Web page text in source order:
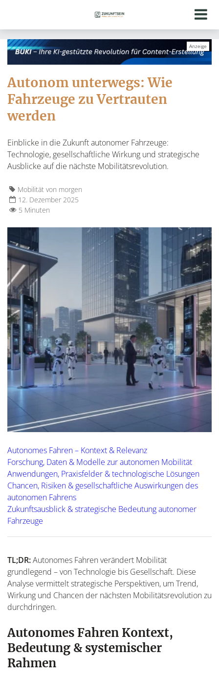
Autonom unterwegs: Wie
Fahrzeuge zu Vertrauten
werden
Einblicke in die Zukunft autonomer Fahrzeuge:
Technologie, gesellschaftliche Wirkung und strategische
Ausblicke auf die nächste Mobilitätsrevolution.
Mobilität von morgen
12. Dezember 2025
5 Minuten
Autonomes Fahren – Kontext & Relevanz
Forschung, Daten & Modelle zur autonomen Mobilität
Anwendungen, Praxisfelder & technologische Lösungen
Chancen, Risiken & gesellschaftliche Auswirkungen des
autonomen Fahrens
Zukunftsausblick & strategische Bedeutung autonomer
Fahrzeuge
TL;DR:Autonomes Fahren verändert Mobilität
grundlegend – von Technologie bis Gesellschaft. Diese
Analyse vermittelt strategische Perspektiven, um Trend,
Wirkung und Chancen der nächsten Mobilitätsrevolution zu
durchdringen.
Autonomes Fahren Kontext,
Bedeutung & systemischer
Rahmen